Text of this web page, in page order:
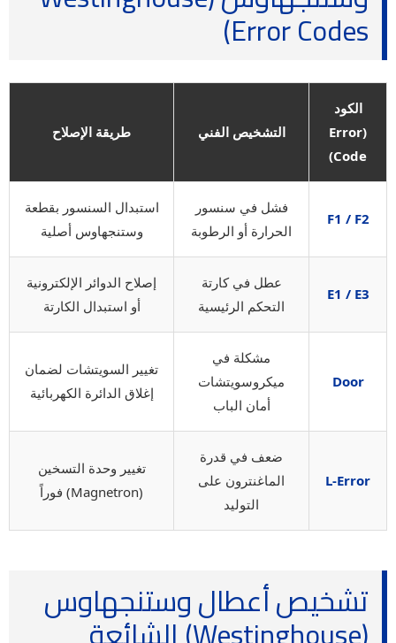
Error Codes)
الكود
(Error
Code)
التشخيص الفني طريقة الإصلاح
F1 / F2
فشل في سنسور
الحرارة أو الرطوبة
استبدال السنسور بقطعة
وستنجهاوس أصلية
E1 / E3
عطل في كارتة
التحكم الرئيسية
إصلاح الدوائر الإلكترونية
أو استبدال الكارتة
Door
مشكلة في
ميكروسويتشات
أمان الباب
تغيير السويتشات لضمان
إغلاق الدائرة الكهربائية
L-Error
ضعف في قدرة
الماغنترون على
التوليد
تغيير وحدة التسخين
(Magnetron) فوراً
تشخيص أعطال وستنجهاوس